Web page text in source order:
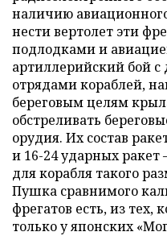
наличию
нести вертолет эти
подлодками и
артиллерийский бой
отрядами кораблей,
береговым целям
обстреливать
орудия. Их состав
и 16-24 ударных
для корабля такого
Пушка сравнимого
фрегатов есть, из тех,
только у японских